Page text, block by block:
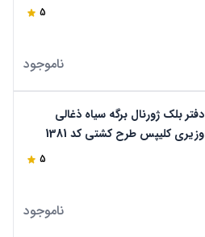
5
ناموجود
دفتر بلک ژورنال برگه سیاه ذغالی
وزیری کلیپس طرح کشتی کد 1381
5
ناموجود